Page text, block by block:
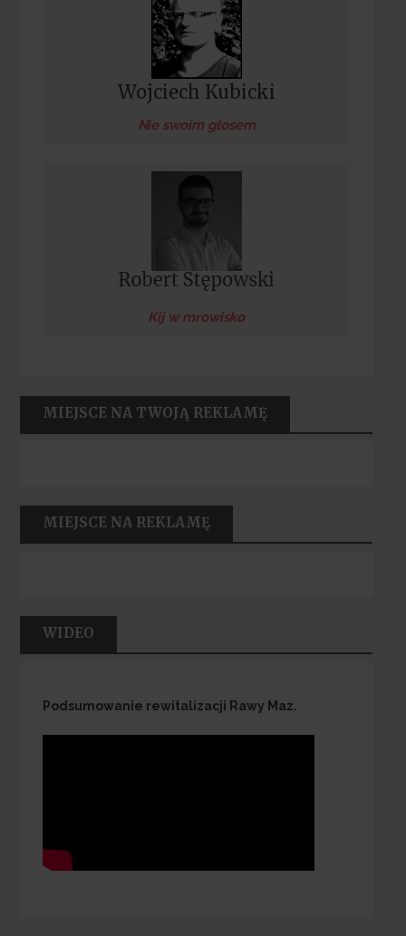
Wojciech Kubicki
Nie swoim głosem
Kij w mrowisko
MIEJSCE NA TWOJĄ REKLAMĘ
MIEJSCE NA REKLAMĘ
WIDEO
Podsumowanie rewitalizacji Rawy Maz.